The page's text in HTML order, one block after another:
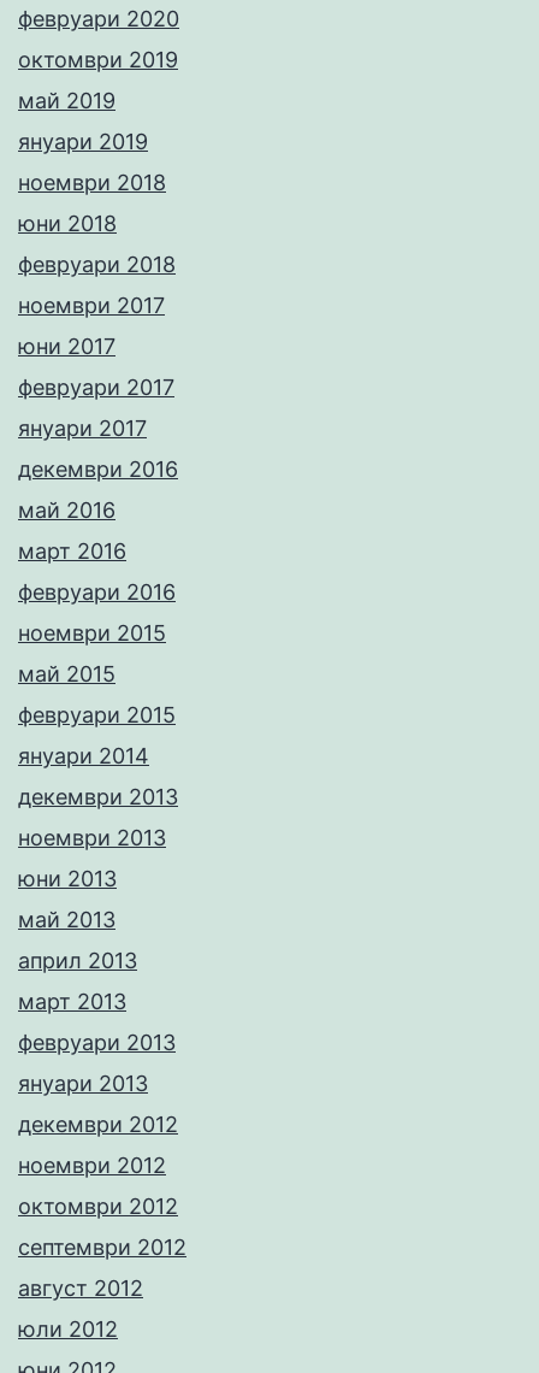
февруари 2020
октомври 2019
май 2019
януари 2019
ноември 2018
юни 2018
февруари 2018
ноември 2017
юни 2017
февруари 2017
януари 2017
декември 2016
май 2016
март 2016
февруари 2016
ноември 2015
май 2015
февруари 2015
януари 2014
декември 2013
ноември 2013
юни 2013
май 2013
април 2013
март 2013
февруари 2013
януари 2013
декември 2012
ноември 2012
октомври 2012
септември 2012
август 2012
юли 2012